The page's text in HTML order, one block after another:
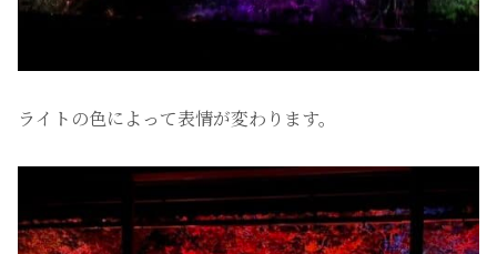
ライトの色によって表情が変わります。